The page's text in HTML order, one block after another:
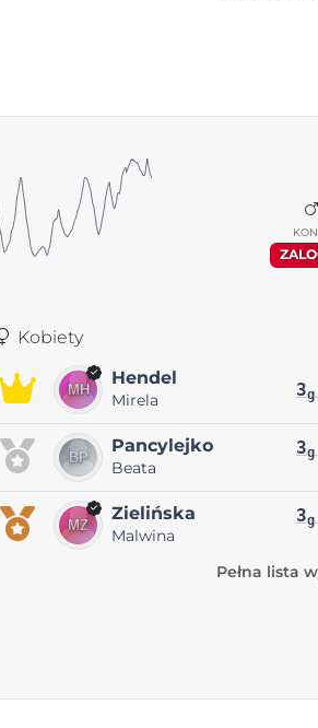
Kobiety
Hendel
Mirela 3g
Pancylejko
Beata
3g
Zielińska
Malwina
3g
Pełna lista